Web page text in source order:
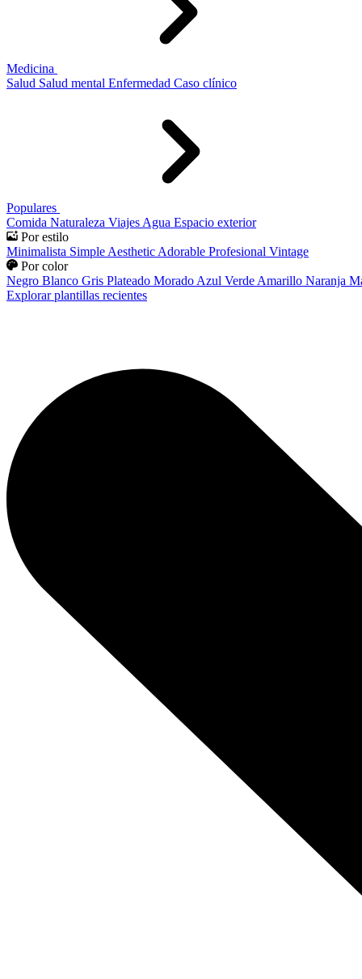
Medicina
Salud Salud mental Enfermedad Caso clínico
Populares
Comida Naturaleza Viajes Agua Espacio exterior
Por estilo
Minimalista Simple Aesthetic Adorable Profesional Vintage
Por color
Negro Blanco Gris Plateado Morado Azul Verde Amarillo Naranja
Explorar plantillas recientes